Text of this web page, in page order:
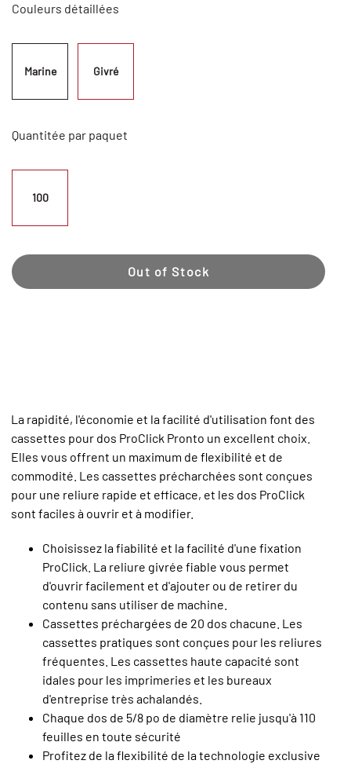
Couleurs détaillées
Marine Givré
Quantitée par paquet
100
Out of Stock
La rapidité, l'économie et la facilité d'utilisation font des
cassettes pour dos ProClick Pronto un excellent choix.
Elles vous offrent un maximum de flexibilité et de
commodité. Les cassettes précharchées sont conçues
pour une reliure rapide et efficace, et les dos ProClick
sont faciles à ouvrir et à modifier.
Choisissez la fiabilité et la facilité d'une fixation
ProClick. La reliure givrée fiable vous permet
d'ouvrir facilement et d'ajouter ou de retirer du
contenu sans utiliser de machine.
Cassettes préchargées de 20 dos chacune. Les
cassettes pratiques sont conçues pour les reliures
fréquentes. Les cassettes haute capacité sont
idales pour les imprimeries et les bureaux
d'entreprise très achalandés.
Chaque dos de 5/8 po de diamètre relie jusqu'à 110
feuilles en toute sécurité
Profitez de la flexibilité de la technologie exclusive